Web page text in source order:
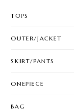
TOPS
OUTER/JACKET
SKIRT/PANTS
ONEPIECE
BAG